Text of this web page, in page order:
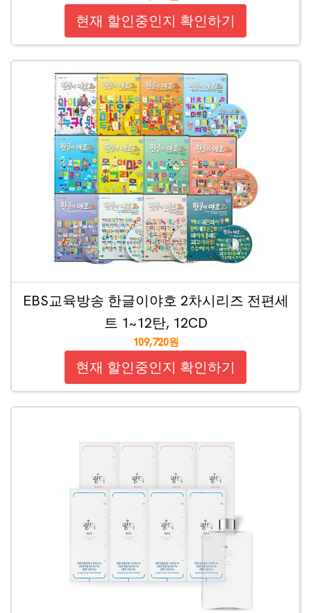
현재 할인중인지 확인하기
EBS교육방송 한글이야호 2차시리즈 전편세
트 1~12탄, 12CD
109,720원
현재 할인중인지 확인하기